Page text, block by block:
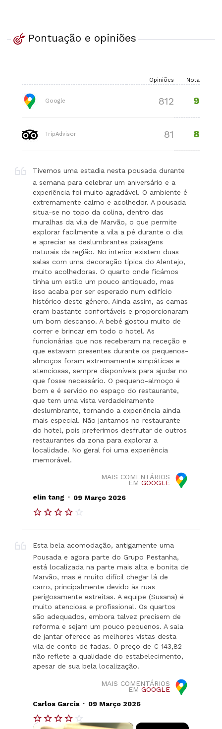
Pontuação e opiniões
Opiniões Nota
Google 812 9
TripAdvisor 81 8
Tivemos uma estadia nesta pousada durante
a semana para celebrar um aniversário e a
experiência foi muito agradável. O ambiente é
extremamente calmo e acolhedor. A pousada
situa-se no topo da colina, dentro das
muralhas da vila de Marvão, o que permite
explorar facilmente a vila a pé durante o dia
e apreciar as deslumbrantes paisagens
naturais da região. No interior existem duas
salas com uma decoração típica do Alentejo,
muito acolhedoras. O quarto onde ficámos
tinha um estilo um pouco antiquado, mas
isso acaba por ser esperado num edifício
histórico deste género. Ainda assim, as camas
eram bastante confortáveis e proporcionaram
um bom descanso. A bebé gostou muito de
correr e brincar em todo o hotel. As
funcionárias que nos receberam na receção e
que estavam presentes durante os pequenos-
almoços foram extremamente simpáticas e
atenciosas, sempre disponíveis para ajudar no
que fosse necessário. O pequeno-almoço é
bom e é servido no espaço do restaurante,
que tem uma vista verdadeiramente
deslumbrante, tornando a experiência ainda
mais especial. Não jantamos no restaurante
do hotel, pois preferimos desfrutar de outros
restaurantes da zona para explorar a
localidade. No geral foi uma experiência
memorável.
MAIS COMENTÁRIOS
EM GOOGLE
elin tang . 09 Março 2026
Esta bela acomodação, antigamente uma
Pousada e agora parte do Grupo Pestanha,
está localizada na parte mais alta e bonita de
Marvão, mas é muito difícil chegar lá de
carro, principalmente devido às ruas
perigosamente estreitas. A equipe (Susana) é
muito atenciosa e profissional. Os quartos
são adequados, embora talvez precisem de
reforma e sejam um pouco pequenos. A sala
de jantar oferece as melhores vistas desta
vila de conto de fadas. O preço de € 143,82
não reflete a qualidade do estabelecimento,
apesar de sua bela localização.
MAIS COMENTÁRIOS
EM GOOGLE
Carlos García . 09 Março 2026
×